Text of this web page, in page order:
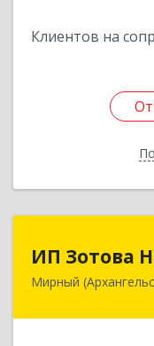
Клиентов на
ИП Зотова
Мирный
164170,